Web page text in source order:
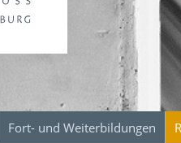
Fort- und Weiterbildungen